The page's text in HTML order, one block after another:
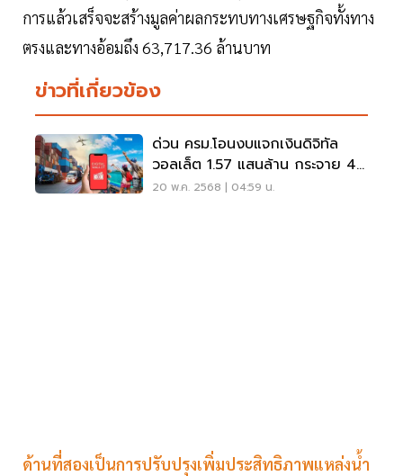
การแล้วเสร็จจะสร้างมูลค่าผลกระทบทางเศรษฐกิจทั้งทาง
ตรงและทางอ้อมถึง 63,717.36 ล้านบาท
ข่าวที่เกี่ยวข้อง
ด่วน ครม.โอนงบแจกเงินดิจิทัล
วอลเล็ต 1.57 แสนล้าน กระจาย 4
โครงการใหญ่
20 พ.ค. 2568 | 04:59 น.
ด้านที่สองเป็นการปรับปรุงเพิ่มประสิทธิภาพแหล่งน้ำ